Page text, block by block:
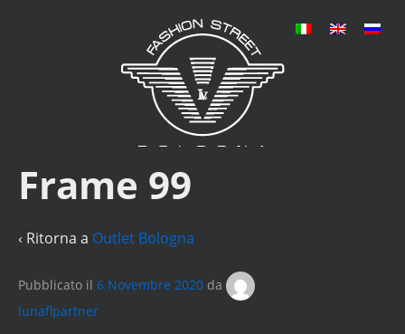
Frame 99
‹ Ritorna a Outlet Bologna
Pubblicato il 6 Novembre 2020 da
lunaflpartner